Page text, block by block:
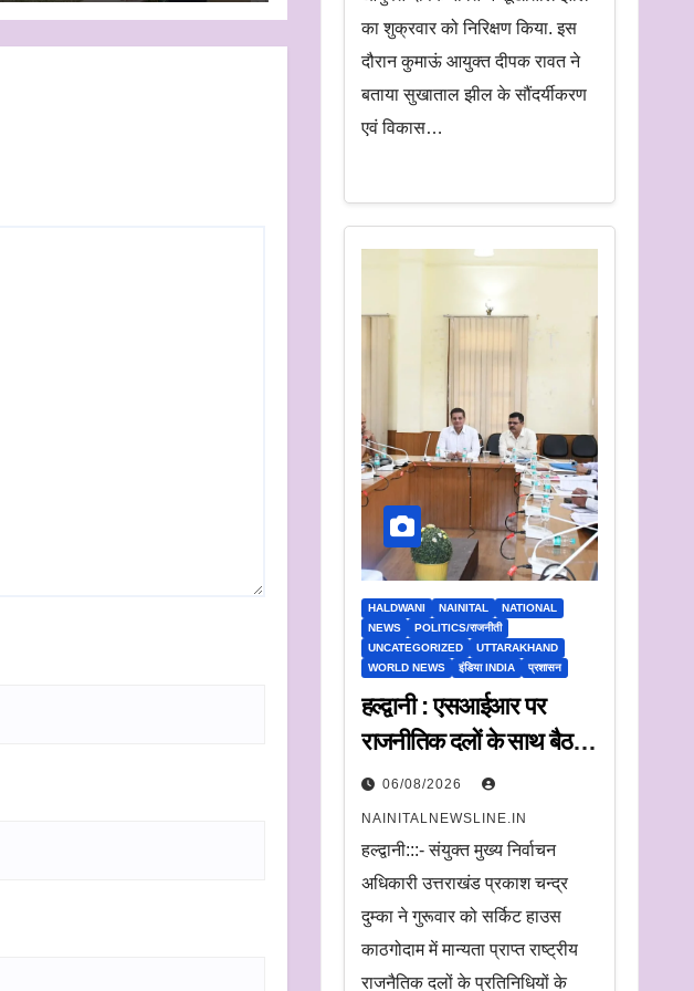
का शुक्रवार को निरिक्षण किया. इस
दौरान कुमाऊं आयुक्त दीपक रावत ने
बताया सुखाताल झील के सौंदर्यीकरण
एवं विकास…
HALDWANI NAINITAL
NATIONAL
NEWS
POLITICS/राजनीती
UNCATEGORIZED
UTTARAKHAND
WORLD NEWS
इंडिया INDIA प्रशासन
हल्द्वानी : एसआईआर पर
राजनीतिक दलों के साथ बैठक,
संयुक्त मुख्य निर्वाचन अधिकारी
ने सुनी आपत्तियां
06/08/2026
NAINITALNEWSLINE.IN
हल्द्वानी:::- संयुक्त मुख्य निर्वाचन
अधिकारी उत्तराखंड प्रकाश चन्द्र
दुम्का ने गुरूवार को सर्किट हाउस
काठगोदाम में मान्यता प्राप्त राष्ट्रीय
राजनैतिक दलों के प्रतिनिधियों के